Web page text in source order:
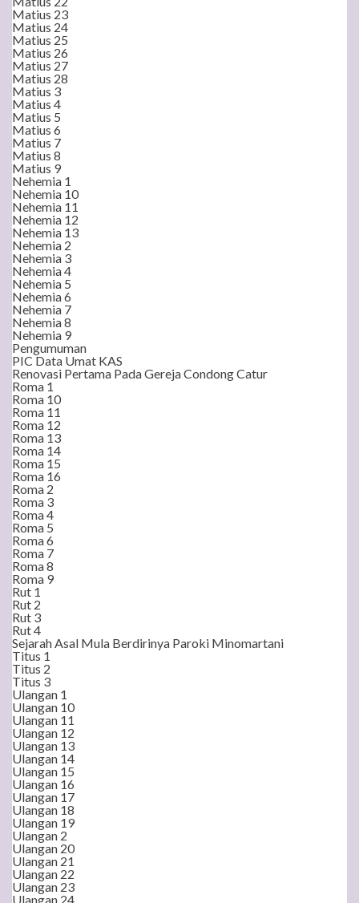
Matius 23
Matius 24
Matius 25
Matius 26
Matius 27
Matius 28
Matius 3
Matius 4
Matius 5
Matius 6
Matius 7
Matius 8
Matius 9
Nehemia 1
Nehemia 10
Nehemia 11
Nehemia 12
Nehemia 13
Nehemia 2
Nehemia 3
Nehemia 4
Nehemia 5
Nehemia 6
Nehemia 7
Nehemia 8
Nehemia 9
Pengumuman
PIC Data Umat KAS
Renovasi Pertama Pada Gereja Condong Catur
Roma 1
Roma 10
Roma 11
Roma 12
Roma 13
Roma 14
Roma 15
Roma 16
Roma 2
Roma 3
Roma 4
Roma 5
Roma 6
Roma 7
Roma 8
Roma 9
Rut 1
Rut 2
Rut 3
Rut 4
Sejarah Asal Mula Berdirinya Paroki Minomartani
Titus 1
Titus 2
Titus 3
Ulangan 1
Ulangan 10
Ulangan 11
Ulangan 12
Ulangan 13
Ulangan 14
Ulangan 15
Ulangan 16
Ulangan 17
Ulangan 18
Ulangan 19
Ulangan 2
Ulangan 20
Ulangan 21
Ulangan 22
Ulangan 23
Ulangan 24